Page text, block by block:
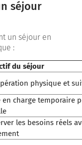
séjour
un séjour en
:
du séjour
physique et
en charge temporaire
les besoins réels